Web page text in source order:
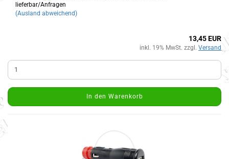
lieferbar/Anfragen
(Ausland abweichend)
13,45 EUR
inkl. 19% MwSt. zzgl. Versand
In den Warenkorb